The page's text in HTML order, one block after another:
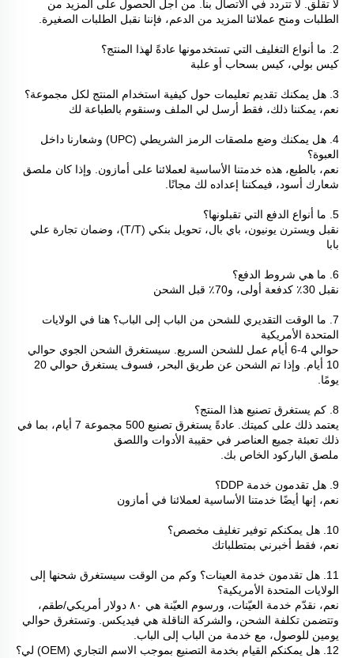
الطلبات ومنح عملائنا المزيد من الدعم، فإننا نقبل الطلبات الصغيرة.
2. ما أنواع التغليف التي تستخدمونها عادةً لهذا المنتج؟
كيس بولي، كيس بسحاب أو علبة
3. هل يمكنك تقديم تعليمات حول كيفية استخدام المنتج لكل مجموعة؟
نعم، يمكننا ذلك، فقط أرسل لي الملف وسنقوم بالطباعة لك
العبوة؟
شعارك أسود، فيمكننا إعداده لك مجانًا.
5. ما أنواع الدفع التي تقبلونها؟
بابا
6. ما هي شروط الدفع؟
نقبل 30٪ كدفعة أولى، و70٪ قبل الشحن
المتحدة الأمريكية
يومًا.
8. كم يستغرق تصنيع هذا المنتج؟
ذلك تعبئة جميع العناصر في حقيبة الأدوات واللصق
ملصق الباركود الخاص بك.
9. هل تقدمون خدمة DDP؟
نعم، إنها أيضًا خدمتنا الأساسية لعملائنا في أمازون
10. هل يمكنكم توفير تغليف مخصص؟
نعم، فقط أخبرني بمتطلباتك
الولايات المتحدة الأمريكية؟
يومين للوصول، مع خدمة من الباب إلى الباب.
12. هل يمكنكم القيام بخدمة التصنيع بموجب الاسم التجاري (OEM) لي؟